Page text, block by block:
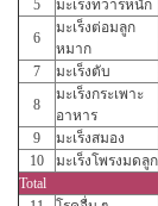
5
มะเร็งทวารหนัก
6
มะเร็งต่อมลูก
หมาก
7
มะเร็งตับ
8
มะเร็งกระเพาะ
อาหาร
9
มะเร็งสมอง
10
มะเร็งโพรงมดลูก
Total